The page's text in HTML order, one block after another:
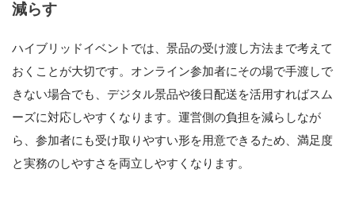
減らす
ハイブリッドイベントでは、景品の受け渡し方法まで考えて
おくことが大切です。オンライン参加者にその場で手渡しで
きない場合でも、デジタル景品や後日配送を活用すればスム
ーズに対応しやすくなります。運営側の負担を減らしなが
ら、参加者にも受け取りやすい形を用意できるため、満足度
と実務のしやすさを両立しやすくなります。